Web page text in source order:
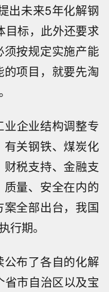
出未来5年化解钢
目标，此外还要求
按规定实施产能
项目，就要先淘
企业结构调整专
关钢铁、煤炭化
税支持、金融支
量、安全在内的
全部出台，我国
行期。
布了各自的化解
市自治区以及宝